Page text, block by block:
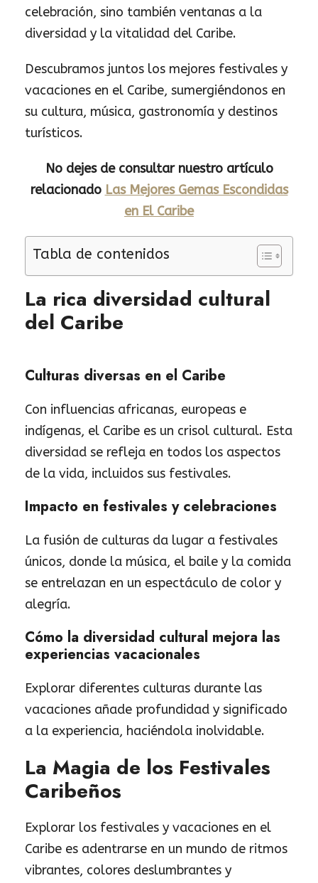
celebración, sino también ventanas a la
diversidad y la vitalidad del Caribe.
Descubramos juntos los mejores festivales y
vacaciones en el Caribe, sumergiéndonos en
su cultura, música, gastronomía y destinos
turísticos.
No dejes de consultar nuestro artículo
relacionado Las Mejores Gemas Escondidas
en El Caribe
Tabla de contenidos
La rica diversidad cultural
del Caribe
Culturas diversas en el Caribe
Con influencias africanas, europeas e
indígenas, el Caribe es un crisol cultural. Esta
diversidad se refleja en todos los aspectos
de la vida, incluidos sus festivales.
Impacto en festivales y celebraciones
La fusión de culturas da lugar a festivales
únicos, donde la música, el baile y la comida
se entrelazan en un espectáculo de color y
alegría.
Cómo la diversidad cultural mejora las
experiencias vacacionales
Explorar diferentes culturas durante las
vacaciones añade profundidad y significado
a la experiencia, haciéndola inolvidable.
La Magia de los Festivales
Caribeños
Explorar los festivales y vacaciones en el
Caribe es adentrarse en un mundo de ritmos
vibrantes, colores deslumbrantes y